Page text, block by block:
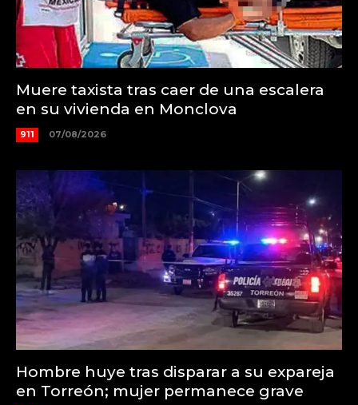
Muere taxista tras caer de una escalera
en su vivienda en Monclova
911 07/08/2026
Hombre huye tras disparar a su expareja
en Torreón; mujer permanece grave